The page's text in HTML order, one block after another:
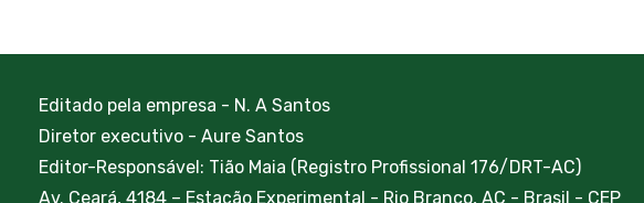
Editado pela empresa - N. A Santos
Diretor executivo - Aure Santos
Editor-Responsável: Tião Maia (Registro Profissional 176/DRT-AC)
Av. Ceará, 4184 – Estação Experimental - Rio Branco, AC - Brasil - CEP